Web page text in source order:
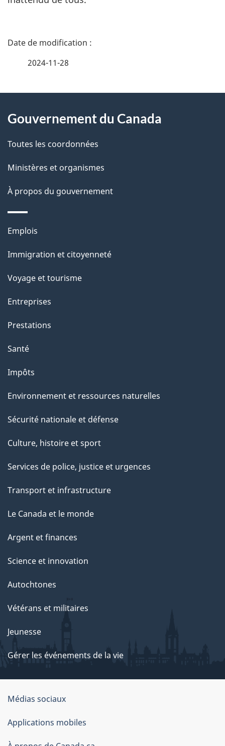
D
i
l
s
d
e
l
a
p
a
g
e
2024-11-28
propos
de
ce
site
Gouvernement du Canada
Toutes les coordonnées
Ministères et organismes
À propos du gouvernement
Thèmes
sujets
Emplois
Immigration et citoyenneté
Voyage et tourisme
Entreprises
Prestations
Santé
Impôts
Environnement et ressources naturelles
Sécurité nationale et défense
Culture, histoire et sport
Services de police, justice et urgences
Transport et infrastructure
Le Canada et le monde
Argent et finances
Science et innovation
Autochtones
Vétérans et militaires
Jeunesse
Gérer les événements de la vie
Organisation
du
gouvernement
Médias sociaux
Applications mobiles